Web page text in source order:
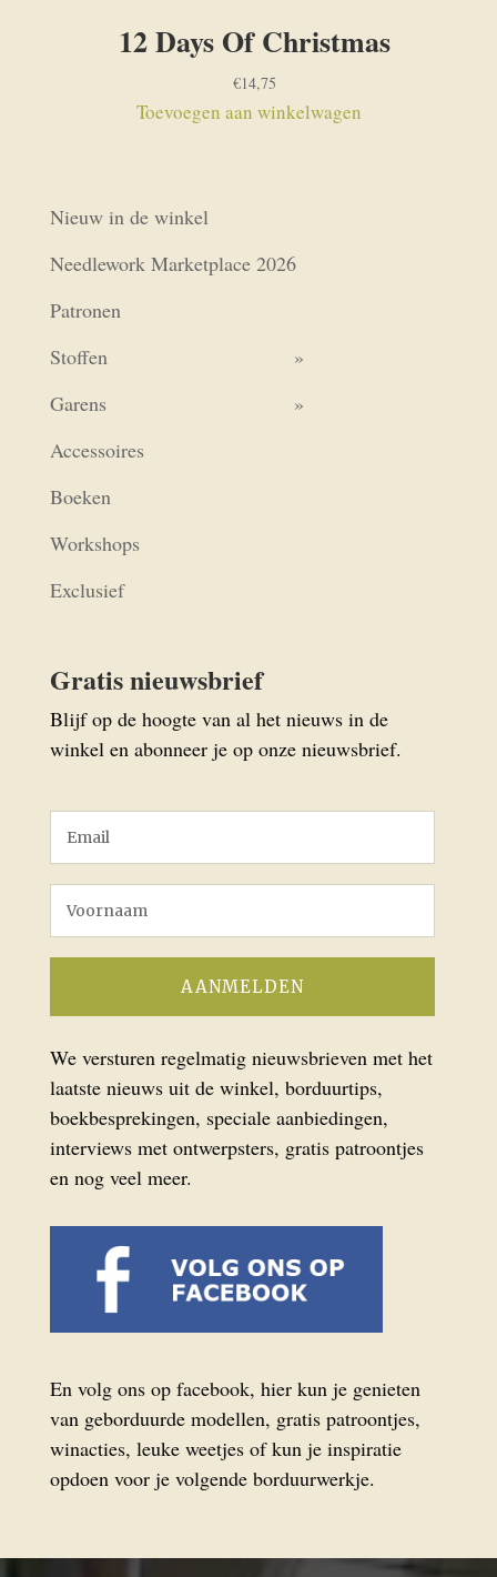
12 Days Of Christmas
€14,75
Toevoegen aan winkelwagen
Nieuw in de winkel
Needlework Marketplace 2026
Patronen
Stoffen
Garens
Accessoires
Boeken
Workshops
Exclusief
Gratis nieuwsbrief
Blijf op de hoogte van al het nieuws in de
winkel en abonneer je op onze nieuwsbrief.
We versturen regelmatig nieuwsbrieven met het
laatste nieuws uit de winkel, borduurtips,
boekbesprekingen, speciale aanbiedingen,
interviews met ontwerpsters, gratis patroontjes
en nog veel meer.
En volg ons op facebook, hier kun je genieten
van geborduurde modellen, gratis patroontjes,
winacties, leuke weetjes of kun je inspiratie
opdoen voor je volgende borduurwerkje.